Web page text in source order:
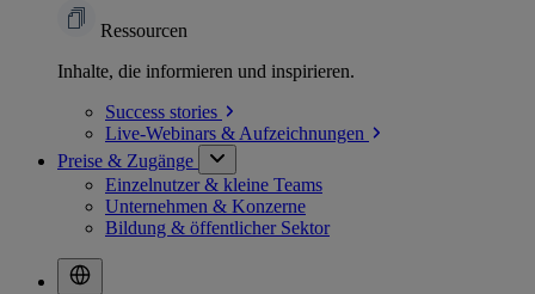
Ressourcen
Inhalte, die informieren und inspirieren.
Success stories
Live-Webinars & Aufzeichnungen
Preise & Zugänge
Einzelnutzer & kleine Teams
Unternehmen & Konzerne
Bildung & öffentlicher Sektor